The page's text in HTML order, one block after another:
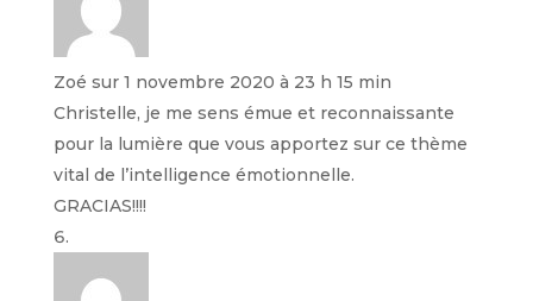
Zoé sur 1 novembre 2020 à 23 h 15 min
Christelle, je me sens émue et reconnaissante
pour la lumière que vous apportez sur ce thème
vital de l’intelligence émotionnelle.
GRACIAS!!!!